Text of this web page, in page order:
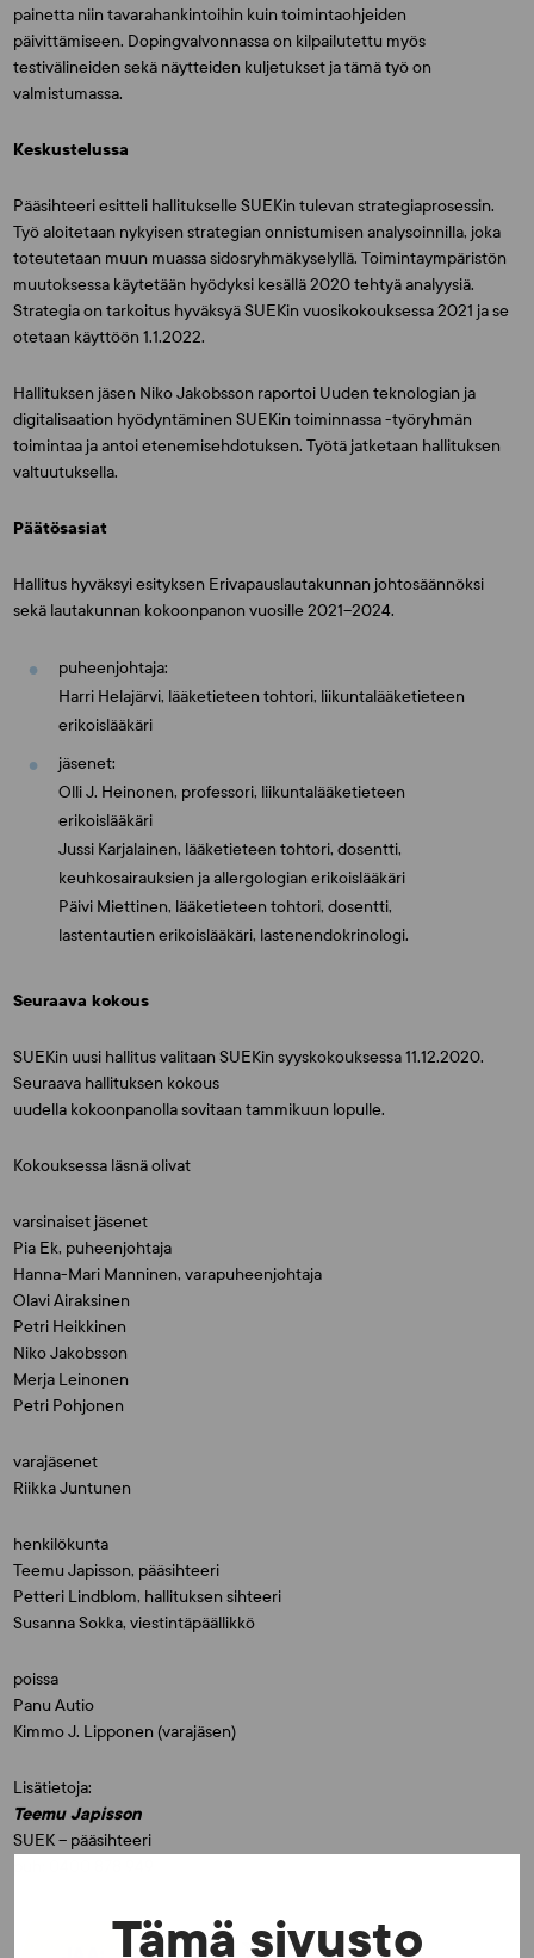
Tämä sivusto
painetta niin tavarahankintoihin kuin toimintaohjeiden
päivittämiseen. Dopingvalvonnassa on kilpailutettu myös
testivälineiden sekä näytteiden kuljetukset ja tämä työ on
valmistumassa.
Keskustelussa
Pääsihteeri esitteli hallitukselle SUEKin tulevan strategiaprosessin.
Työ aloitetaan nykyisen strategian onnistumisen analysoinnilla, joka
toteutetaan muun muassa sidosryhmäkyselyllä. Toimintaympäristön
muutoksessa käytetään hyödyksi kesällä 2020 tehtyä analyysiä.
Strategia on tarkoitus hyväksyä SUEKin vuosikokouksessa 2021 ja se
otetaan käyttöön 1.1.2022.
Hallituksen jäsen Niko Jakobsson raportoi Uuden teknologian ja
digitalisaation hyödyntäminen SUEKin toiminnassa -työryhmän
toimintaa ja antoi etenemisehdotuksen. Työtä jatketaan hallituksen
valtuutuksella.
Päätösasiat
Hallitus hyväksyi esityksen Erivapauslautakunnan johtosäännöksi
sekä lautakunnan kokoonpanon vuosille 2021–2024.
puheenjohtaja:
Harri Helajärvi, lääketieteen tohtori, liikuntalääketieteen
erikoislääkäri
jäsenet:
Olli J. Heinonen, professori, liikuntalääketieteen
erikoislääkäri
Jussi Karjalainen, lääketieteen tohtori, dosentti,
keuhkosairauksien ja allergologian erikoislääkäri
Päivi Miettinen, lääketieteen tohtori, dosentti,
lastentautien erikoislääkäri, lastenendokrinologi.
Seuraava kokous
SUEKin uusi hallitus valitaan SUEKin syyskokouksessa 11.12.2020.
Seuraava hallituksen kokous
uudella kokoonpanolla sovitaan tammikuun lopulle.
Kokouksessa läsnä olivat
varsinaiset jäsenet
Pia Ek, puheenjohtaja
Hanna-Mari Manninen, varapuheenjohtaja
Olavi Airaksinen
Petri Heikkinen
Niko Jakobsson
Merja Leinonen
Petri Pohjonen
varajäsenet
Riikka Juntunen
henkilökunta
Teemu Japisson, pääsihteeri
Petteri Lindblom, hallituksen sihteeri
Susanna Sokka, viestintäpäällikkö
poissa
Panu Autio
Kimmo J. Lipponen (varajäsen)
Lisätietoja:
Teemu Japisson
SUEK – pääsihteeri